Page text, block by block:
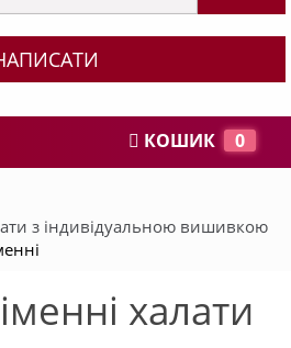
КОШИК 0
з індивідуальною вишивкою
халати